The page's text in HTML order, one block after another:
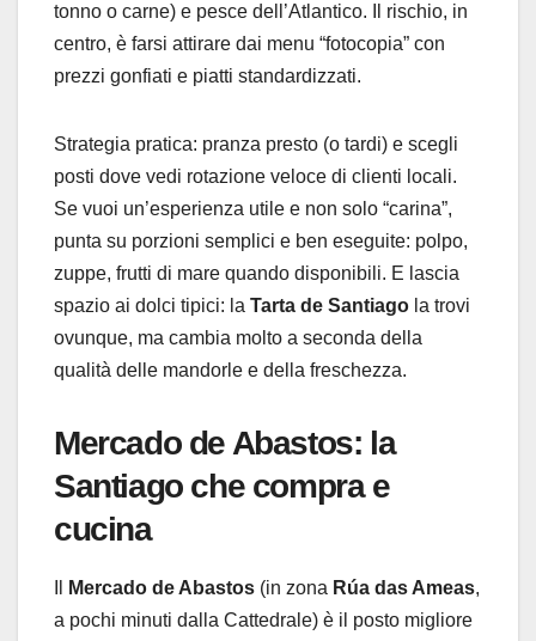
tonno o carne) e pesce dell’Atlantico. Il rischio, in
centro, è farsi attirare dai menu “fotocopia” con
prezzi gonfiati e piatti standardizzati.
Strategia pratica: pranza presto (o tardi) e scegli
posti dove vedi rotazione veloce di clienti locali.
Se vuoi un’esperienza utile e non solo “carina”,
punta su porzioni semplici e ben eseguite: polpo,
zuppe, frutti di mare quando disponibili. E lascia
spazio ai dolci tipici: la Tarta de Santiago la trovi
ovunque, ma cambia molto a seconda della
qualità delle mandorle e della freschezza.
Mercado de Abastos: la
Santiago che compra e
cucina
Mercado de Abastos (in zona Rúa das Ameas,
a pochi minuti dalla Cattedrale) è il posto migliore